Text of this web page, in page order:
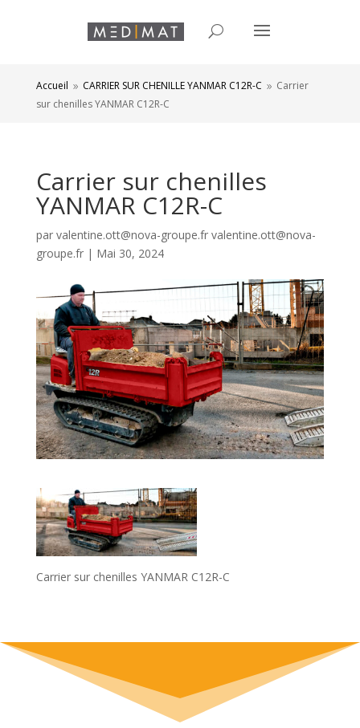
Accueil 9 CARRIER SUR CHENILLE YANMAR C12R-C 9 Carrier
sur chenilles YANMAR C12R-C
Carrier sur chenilles
YANMAR C12R-C
par valentine.ott@nova-groupe.fr valentine.ott@nova-
groupe.fr| Mai 30, 2024
Carrier sur chenilles YANMAR C12R-C